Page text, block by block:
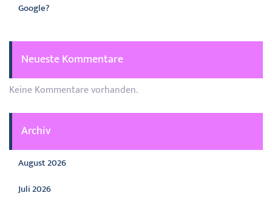
Google?
Neueste Kommentare
Keine Kommentare vorhanden.
Archiv
August 2026
Juli 2026